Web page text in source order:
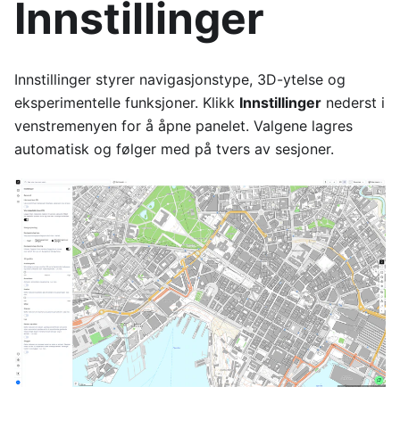
Innstillinger
Innstillinger styrer navigasjonstype, 3D-ytelse og
eksperimentelle funksjoner. Klikk Innstillinger nederst i
venstremenyen for å åpne panelet. Valgene lagres
automatisk og følger med på tvers av sesjoner.